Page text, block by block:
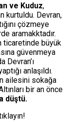
ve Kuduz,
kurtuldu. Devran,
çözmeye
aramakktadır.
ticaretinde büyük
güvenmeya
Devran’ı
anlaşıldı.
ailesini sokağa
bir an önce
düştü.